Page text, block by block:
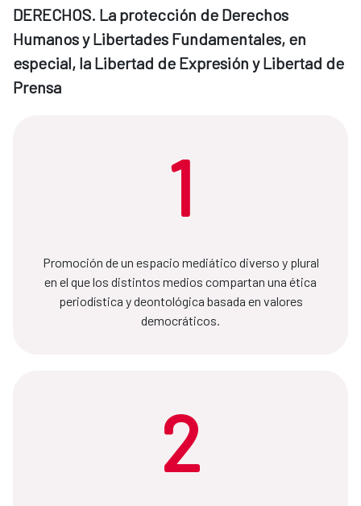
DERECHOS. La protección de Derechos
Humanos y Libertades Fundamentales, en
especial, la Libertad de Expresión y Libertad de
Prensa
1
Promoción de un espacio mediático diverso y plural
en el que los distintos medios compartan una ética
periodística y deontológica basada en valores
democráticos.
2